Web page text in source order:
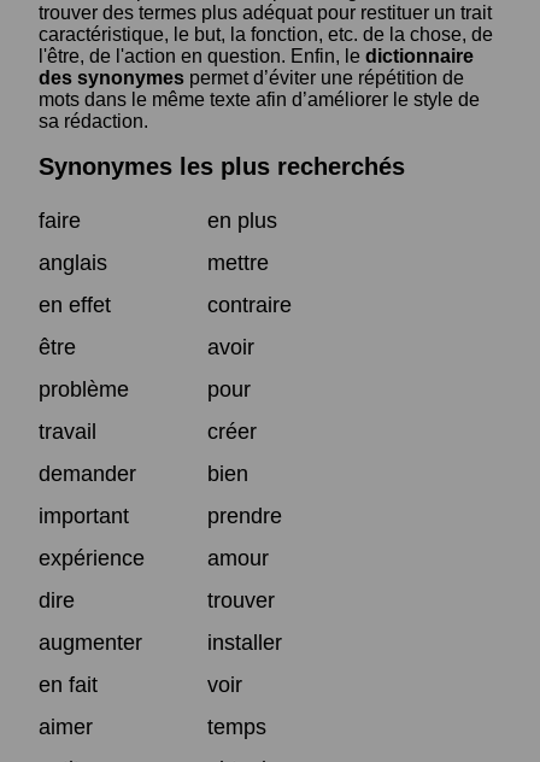
trouver des termes plus adéquat pour restituer un trait
caractéristique, le but, la fonction, etc. de la chose, de
l'être, de l'action en question. Enfin, le dictionnaire
des synonymes permet d’éviter une répétition de
mots dans le même texte afin d’améliorer le style de
sa rédaction.
Synonymes les plus recherchés
faire
en plus
anglais
mettre
en effet
contraire
être
avoir
problème
pour
travail
créer
demander
bien
important
prendre
expérience
amour
dire
trouver
augmenter
installer
en fait
voir
aimer
temps